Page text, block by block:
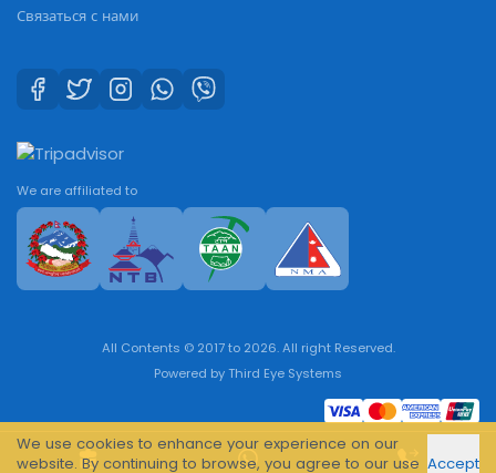
Связаться с нами
We are affiliated to
All Contents © 2017 to 2026. All right Reserved.
Powered byThird Eye Systems
We use cookies to enhance your experience on our
website. By continuing to browse, you agree to our use Accept